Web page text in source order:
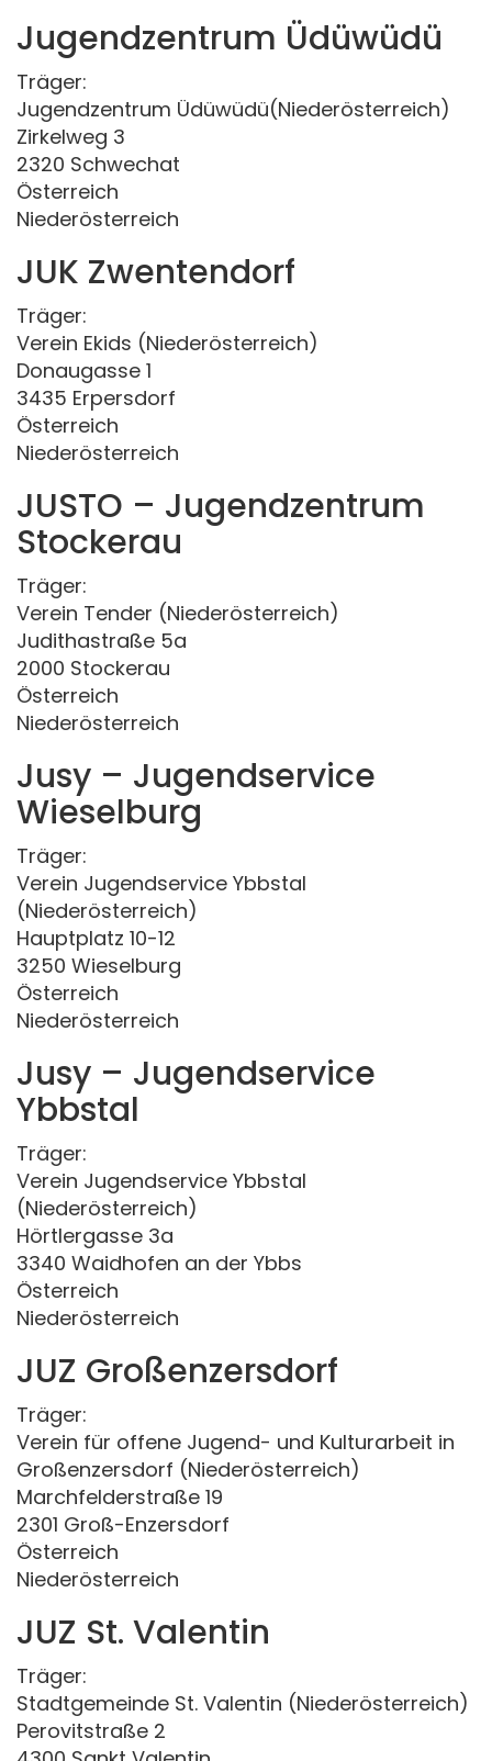
Jugendzentrum Üdüwüdü
Träger:
Jugendzentrum Üdüwüdü(Niederösterreich)
Zirkelweg 3
2320 Schwechat
Österreich
Niederösterreich
JUK Zwentendorf
Träger:
Verein Ekids (Niederösterreich)
Donaugasse 1
3435 Erpersdorf
Österreich
Niederösterreich
JUSTO – Jugendzentrum
Stockerau
Träger:
Verein Tender (Niederösterreich)
Judithastraße 5a
2000 Stockerau
Österreich
Niederösterreich
Jusy – Jugendservice
Wieselburg
Träger:
Verein Jugendservice Ybbstal
(Niederösterreich)
Hauptplatz 10-12
3250 Wieselburg
Österreich
Niederösterreich
Jusy – Jugendservice
Ybbstal
Träger:
Verein Jugendservice Ybbstal
(Niederösterreich)
Hörtlergasse 3a
3340 Waidhofen an der Ybbs
Österreich
Niederösterreich
JUZ Großenzersdorf
Träger:
Verein für offene Jugend- und Kulturarbeit in
Großenzersdorf (Niederösterreich)
Marchfelderstraße 19
2301 Groß-Enzersdorf
Österreich
Niederösterreich
JUZ St. Valentin
Träger:
Stadtgemeinde St. Valentin (Niederösterreich)
Perovitstraße 2